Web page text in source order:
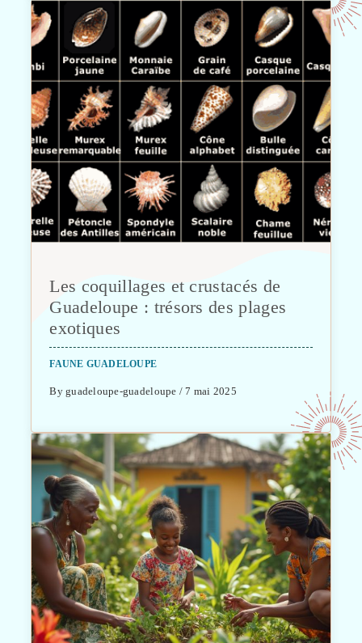
Les coquillages et crustacés de
Guadeloupe : trésors des plages
exotiques
FAUNE GUADELOUPE
By guadeloupe-guadeloupe / 7 mai 2025